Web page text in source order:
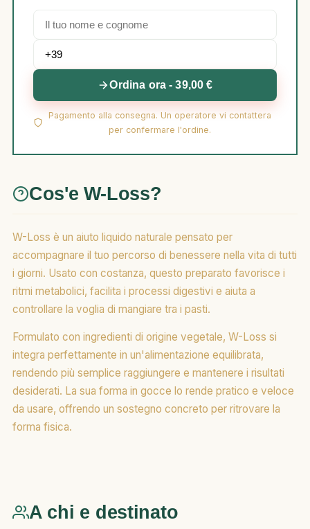
Ordina ora - 39,00 €
Pagamento alla consegna. Un operatore vi contattera
per confermare l'ordine.
Cos'e W-Loss?
W-Loss è un aiuto liquido naturale pensato per
accompagnare il tuo percorso di benessere nella vita di tutti
i giorni. Usato con costanza, questo preparato favorisce i
ritmi metabolici, facilita i processi digestivi e aiuta a
controllare la voglia di mangiare tra i pasti.
Formulato con ingredienti di origine vegetale, W-Loss si
integra perfettamente in un'alimentazione equilibrata,
rendendo più semplice raggiungere e mantenere i risultati
desiderati. La sua forma in gocce lo rende pratico e veloce
da usare, offrendo un sostegno concreto per ritrovare la
forma fisica.
A chi e destinato